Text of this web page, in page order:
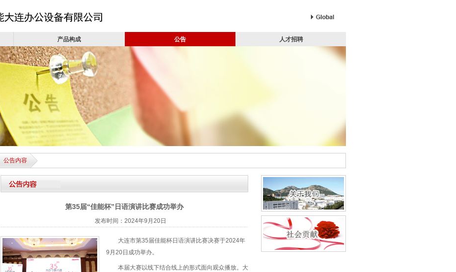
产品构成 公告 人才招聘
公告内容
公告内容
第35届“佳能杯”日语演讲比赛成功举办
发布时间：2024年9月20日
大连市第35届佳能杯日语演讲比赛决赛于2024年
9月20日成功举办。
本届大赛以线下结合线上的形式面向观众播放。大